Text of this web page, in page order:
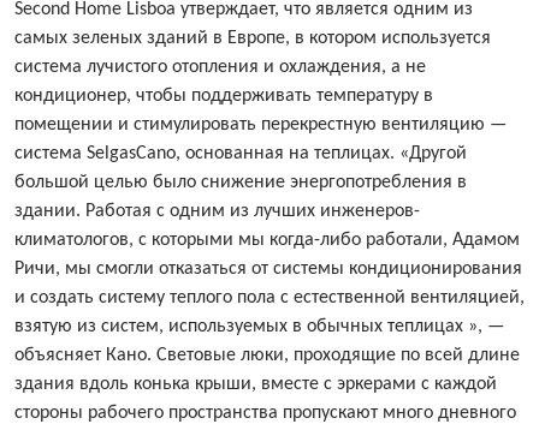
Second Home Lisboa утверждает, что является одним из
самых зеленых зданий в Европе, в котором используется
система лучистого отопления и охлаждения, а не
кондиционер, чтобы поддерживать температуру в
помещении и стимулировать перекрестную вентиляцию —
система SelgasCano, основанная на теплицах. «Другой
большой целью было снижение энергопотребления в
здании. Работая с одним из лучших инженеров-
климатологов, с которыми мы когда-либо работали, Адамом
Ричи, мы смогли отказаться от системы кондиционирования
и создать систему теплого пола с естественной вентиляцией,
взятую из систем, используемых в обычных теплицах », —
объясняет Кано. Световые люки, проходящие по всей длине
здания вдоль конька крыши, вместе с эркерами с каждой
стороны рабочего пространства пропускают много дневного